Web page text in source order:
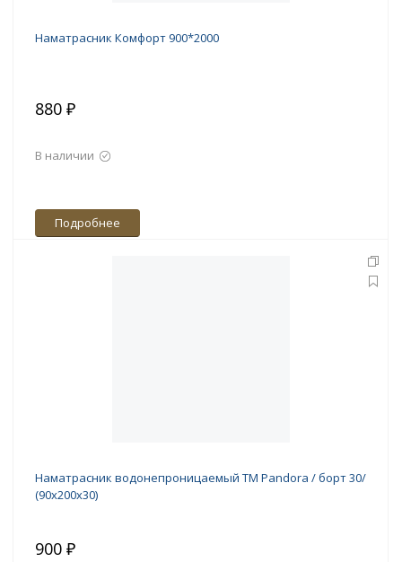
Наматрасник Комфорт 900*2000
880 ₽
В наличии
Подробнее
Наматрасник водонепроницаемый ТМ Pandora / борт 30/
(90х200х30)
900 ₽